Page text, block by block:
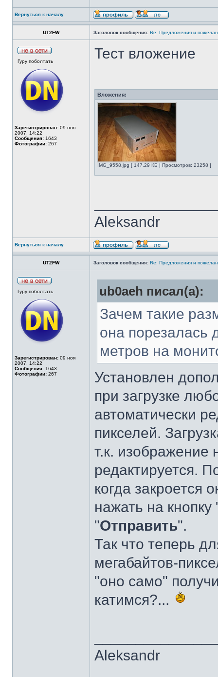
Вернуться к началу
UT2FW Заголовок сообщения: Re: Предложения и
Гуру поболтать
Зарегистрирован: 09 ноя
2007, 14:22
Сообщения: 1643
Фотографии: 267
Тест вложение
Вложения:
IMG_9558.jpg [ 147.29 КБ | Просмотров: 23258 ]
Aleksandr
Вернуться к началу
UT2FW Заголовок сообщения: Re: Предложения и
Гуру поболтать
Зарегистрирован: 09 ноя
2007, 14:22
Сообщения: 1643
Фотографии: 267
ub0aeh писал(а):
Зачем такие
она порезалась
метров на
Установлен
при загрузке
автоматически
пикселей.
т.к. изображение
редактируется.
когда закроется
нажать на кнопку
"Отправить".
Так что теперь
мегабайтов-
"оно само"
катимся?...
Aleksandr